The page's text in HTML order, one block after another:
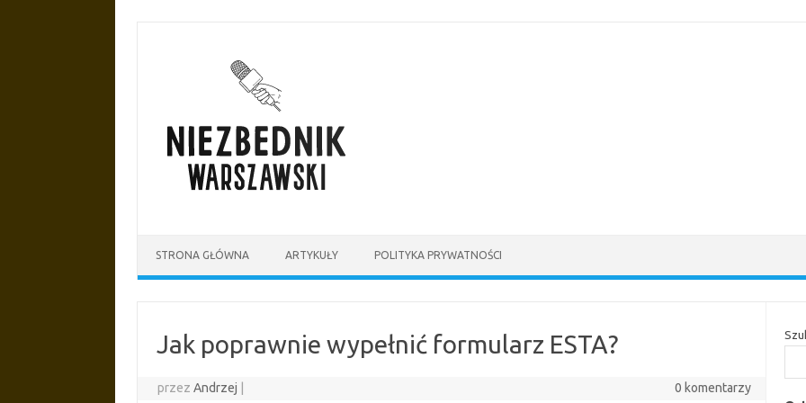
STRONA GŁÓWNA ARTYKUŁY POLITYKA PRYWATNOŚCI
Jak poprawnie wypełnić formularz ESTA?
przezAndrzej 0 komentarzy